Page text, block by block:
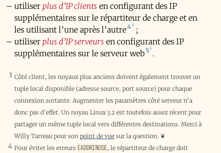
utiliser plus d’IP clientsen configurant des IP
supplémentaires sur le répartiteur de charge et en
les utilisant l’une après l’autre4
;
utiliser plus d’IP serveursen configurant des IP
supplémentaires sur le serveur web 5 .
3 Côté client, les noyaux plus anciens doivent également trouver un
tuple local disponible (adresse source, port source) pour chaque
connexion sortante. Augmenter les paramètres côté serveur n’a
donc pas d’effet. Un noyau Linux 3.2 est toutefois assez récent pour
partager un même tuple local vers différentes destinations. Merci à
Willy Tarreau pour son point de vuesur la question. ❦
4 Pour éviter les erreurs EADDRINUSE, le répartiteur de charge doit